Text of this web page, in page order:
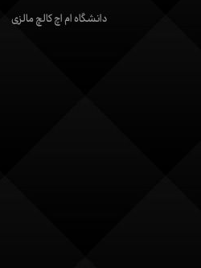
دانشگاه ام اچ کالچ مالزی